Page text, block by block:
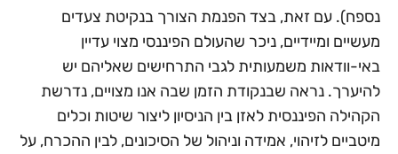
נספח). עם זאת, בצד הפנמת הצורך בנקיטת צעדים
מעשיים ומיידיים, ניכר שהעולם הפיננסי מצוי עדיין
באי-וודאות משמעותית לגבי התרחישים שאליהם יש
להיערך. נראה שבנקודת הזמן שבה אנו מצויים, נדרשת
הקהילה הפיננסית לאזן בין הניסיון ליצור שיטות וכלים
מיטביים לזיהוי, אמידה וניהול של הסיכונים, לבין ההכרח, על